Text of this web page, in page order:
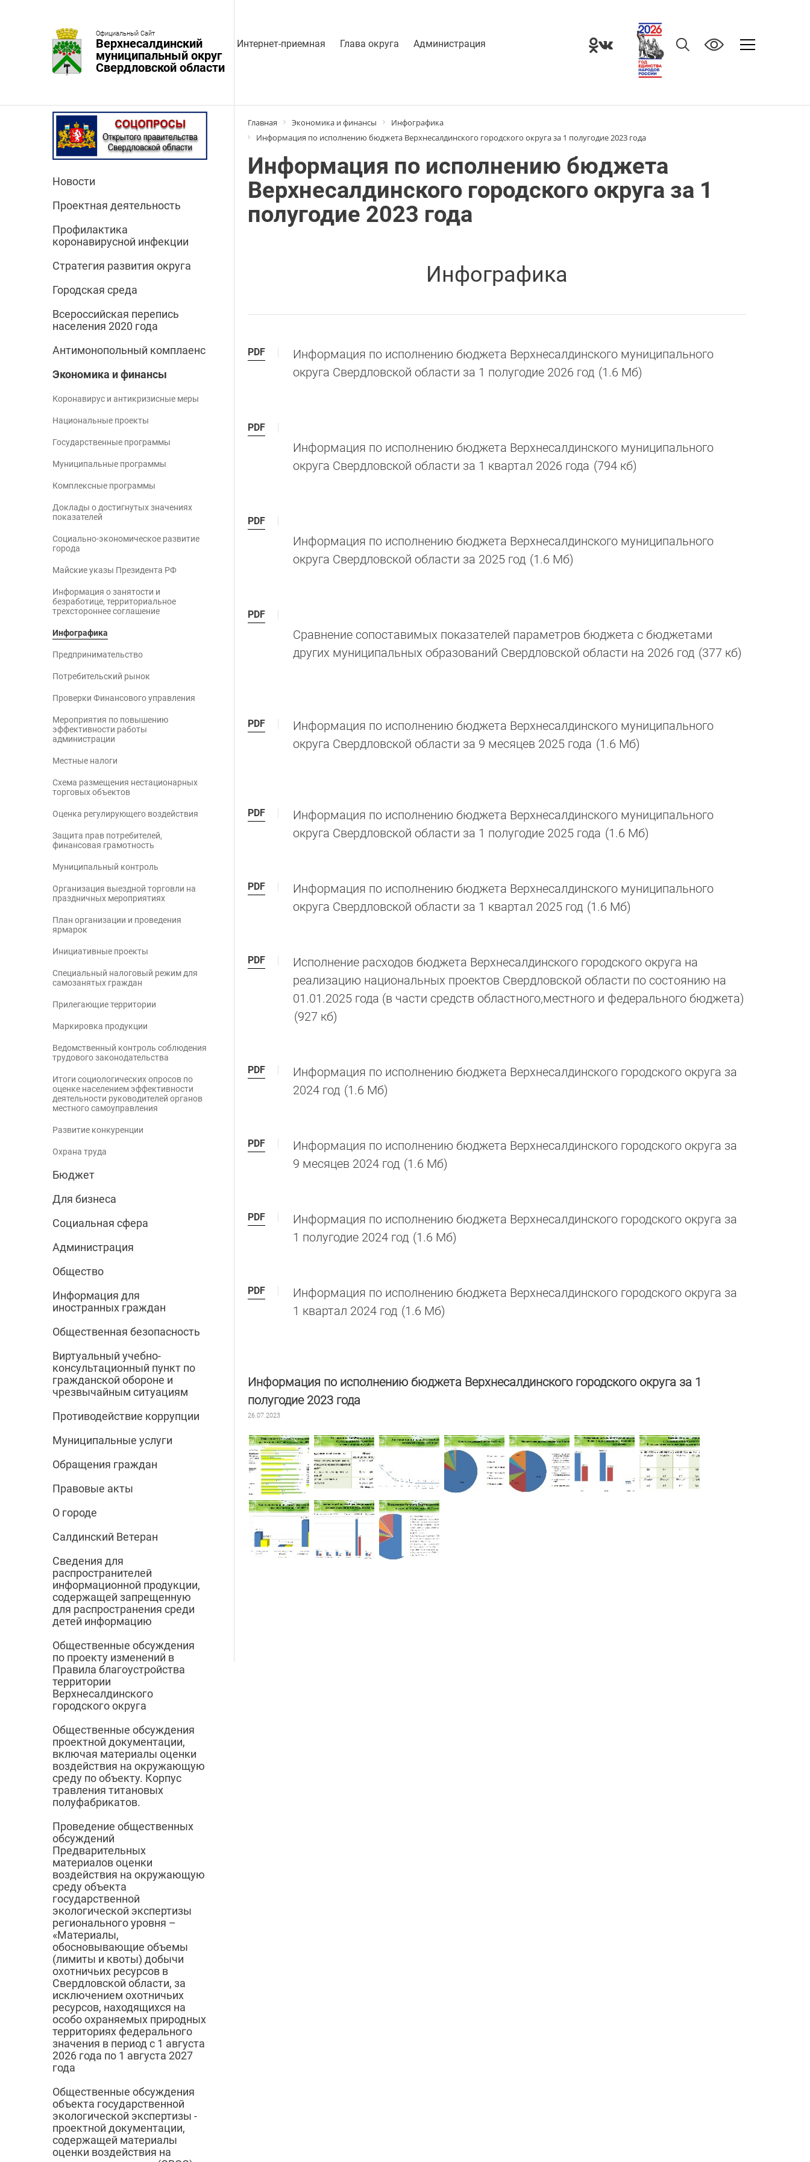
Официальный Сайт
Верхнесалдинский
муниципальный округ
Свердловской области
Интернет-приемная Глава округа Администрация
Новости
Проектная деятельность
Профилактика
коронавирусной инфекции
Стратегия развития округа
Городская среда
Всероссийская перепись
населения 2020 года
Антимонопольный комплаенс
Экономика и финансы
Коронавирус и антикризисные меры
Национальные проекты
Государственные программы
Муниципальные программы
Комплексные программы
Доклады о достигнутых значениях
показателей
Социально-экономическое развитие
города
Майские указы Президента РФ
Информация о занятости и
безработице, территориальное
трехстороннее соглашение
Инфографика
Предпринимательство
Потребительский рынок
Проверки Финансового управления
Мероприятия по повышению
эффективности работы
администрации
Местные налоги
Схема размещения нестационарных
торговых объектов
Оценка регулирующего воздействия
Защита прав потребителей,
финансовая грамотность
Муниципальный контроль
Организация выездной торговли на
праздничных мероприятиях
План организации и проведения
ярмарок
Инициативные проекты
Специальный налоговый режим для
самозанятых граждан
Прилегающие территории
Маркировка продукции
Ведомственный контроль соблюдения
трудового законодательства
Итоги социологических опросов по
оценке населением эффективности
деятельности руководителей органов
местного самоуправления
Развитие конкуренции
Охрана труда
Бюджет
Для бизнеса
Социальная сфера
Администрация
Общество
Информация для
иностранных граждан
Общественная безопасность
Виртуальный учебно-
консультационный пункт по
гражданской обороне и
чрезвычайным ситуациям
Противодействие коррупции
Муниципальные услуги
Обращения граждан
Правовые акты
О городе
Салдинский Ветеран
Сведения для
распространителей
информационной продукции,
содержащей запрещенную
для распространения среди
детей информацию
Общественные обсуждения
по проекту изменений в
Правила благоустройства
территории
Верхнесалдинского
городского округа
Общественные обсуждения
проектной документации,
включая материалы оценки
воздействия на окружающую
среду по объекту. Корпус
травления титановых
полуфабрикатов.
Проведение общественных
обсуждений
Предварительных
материалов оценки
воздействия на окружающую
среду объекта
государственной
экологической экспертизы
регионального уровня –
«Материалы,
обосновывающие объемы
(лимиты и квоты) добычи
охотничьих ресурсов в
Свердловской области, за
исключением охотничьих
ресурсов, находящихся на
особо охраняемых природных
территориях федерального
значения в период с 1 августа
2026 года по 1 августа 2027
года
Общественные обсуждения
объекта государственной
экологической экспертизы -
проектной документации,
содержащей материалы
оценки воздействия на
Главная Экономика и финансы
Инфографика
Информация по исполнению бюджета Верхнесалдинского городского округа за 1 полугодие 2023 года
Информация по исполнению бюджета
Верхнесалдинского городского округа за 1
полугодие 2023 года
Инфографика
PDF
Информация по исполнению бюджета Верхнесалдинского муниципального
округа Свердловской области за 1 полугодие 2026 год (1.6 Мб)
PDF
Информация по исполнению бюджета Верхнесалдинского муниципального
округа Свердловской области за 1 квартал 2026 года (794 кб)
PDF
Информация по исполнению бюджета Верхнесалдинского муниципального
округа Свердловской области за 2025 год (1.6 Мб)
PDF
Сравнение сопоставимых показателей параметров бюджета с бюджетами
других муниципальных образований Свердловской области на 2026 год (377 кб)
PDF
Информация по исполнению бюджета Верхнесалдинского муниципального
округа Свердловской области за 9 месяцев 2025 года (1.6 Мб)
PDF
Информация по исполнению бюджета Верхнесалдинского муниципального
округа Свердловской области за 1 полугодие 2025 года (1.6 Мб)
PDF
Информация по исполнению бюджета Верхнесалдинского муниципального
округа Свердловской области за 1 квартал 2025 год (1.6 Мб)
PDF
Исполнение расходов бюджета Верхнесалдинского городского округа на
реализацию национальных проектов Свердловской области по состоянию на
01.01.2025 года (в части средств областного,местного и федерального бюджета)
(927 кб)
PDF
Информация по исполнению бюджета Верхнесалдинского городского округа за
2024 год (1.6 Мб)
PDF
Информация по исполнению бюджета Верхнесалдинского городского округа за
9 месяцев 2024 год (1.6 Мб)
PDF
Информация по исполнению бюджета Верхнесалдинского городского округа за
1 полугодие 2024 год (1.6 Мб)
PDF
Информация по исполнению бюджета Верхнесалдинского городского округа за
1 квартал 2024 год (1.6 Мб)
Информация по исполнению бюджета Верхнесалдинского городского округа за 1
полугодие 2023 года
26.07.2023